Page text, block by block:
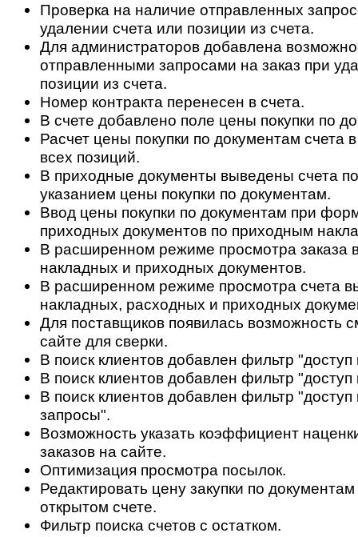
Проверка на наличие отправленных
удалении счета или позиции из счета.
Для администраторов добавлена
отправленными запросами на заказ при
позиции из счета.
Номер контракта перенесен в счета.
В счете добавлено поле цены покупки по
Расчет цены покупки по документам счета
всех позиций.
В приходные документы выведены счета
указанием цены покупки по документам.
Ввод цены покупки по документам при
приходных документов по приходным
В расширенном режиме просмотра заказа
накладных и приходных документов.
В расширенном режиме просмотра счета
накладных, расходных и приходных
Для поставщиков появилась возможность
сайте для сверки.
В поиск клиентов добавлен фильтр "доступ
В поиск клиентов добавлен фильтр "доступ
В поиск клиентов добавлен фильтр "доступ
запросы".
Возможность указать коэффициент
заказов на сайте.
Оптимизация просмотра посылок.
Редактировать цену закупки по
открытом счете.
Фильтр поиска счетов с остатком.